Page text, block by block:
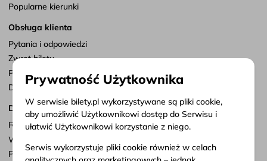
Popularne kierunki
Obsługa klienta
Pytania i odpowiedzi
Zwrot biletu
Punkty sprzedaży
Dostosuj zgody
Dokumenty
Regulamin serwisu
Warunki przewozu
Polityka prywatności
Prywatność Użytkownika
W serwisie bilety.pl wykorzystywane są pliki cookie,
aby umożliwić Użytkownikowi dostęp do Serwisu i
ułatwić Użytkownikowi korzystanie z niego.
Serwis wykorzystuje pliki cookie również w celach